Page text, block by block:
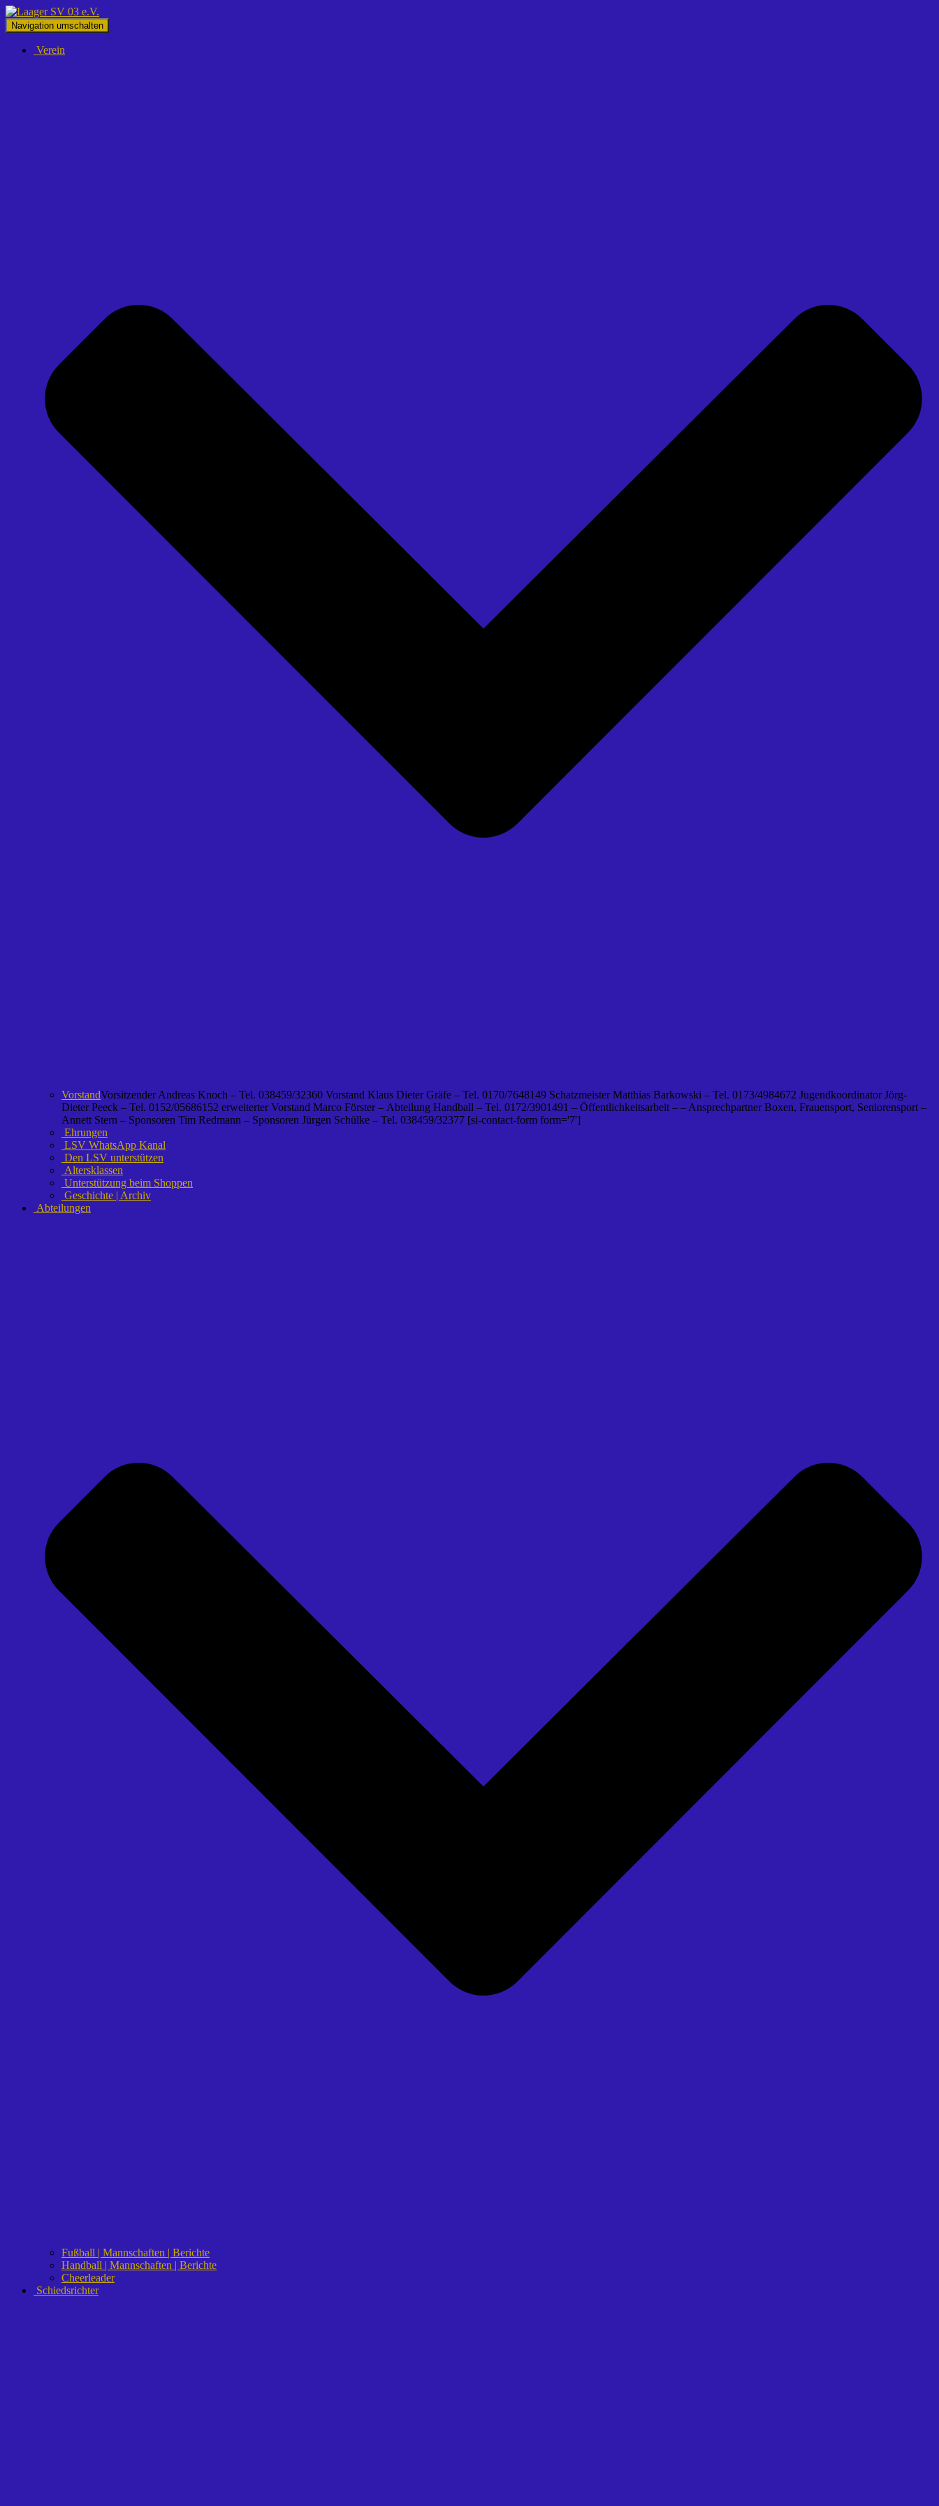
Navigation umschalten
Verein
VorstandVorsitzender Andreas Knoch – Tel. 038459/32360 Vorstand Klaus Dieter Gräfe – Tel. 0170/7648149 Schatzmeister Matthias Barkowski – Tel. 0173/4984672 Jugendkoordinator Jörg-
Dieter Peeck – Tel. 0152/05686152 erweiterter Vorstand Marco Förster – Abteilung Handball – Tel. 0172/3901491 – Öffentlichkeitsarbeit – – Ansprechpartner Boxen, Frauensport, Seniorensport –
Annett Stern – Sponsoren Tim Redmann – Sponsoren Jürgen Schülke – Tel. 038459/32377 [si-contact-form form='7']
Ehrungen
LSV WhatsApp Kanal
Den LSV unterstützen
Altersklassen
Unterstützung beim Shoppen
Geschichte | Archiv
Abteilungen
Fußball | Mannschaften | Berichte
Handball | Mannschaften | Berichte
Cheerleader
Schiedsrichter